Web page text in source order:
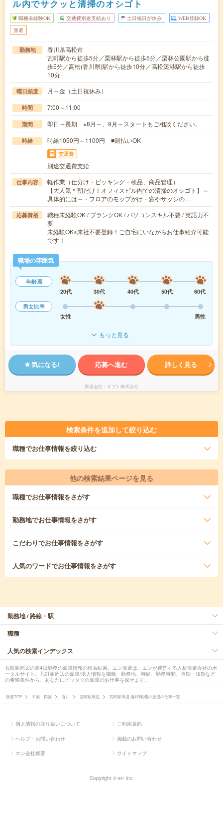
ル内でサクッと清掃のオシゴト
職種未経験OK 交通費別途支給あり 土日祝日が休み WEB登録OK
派遣
勤務地
香川県高松市
瓦町駅から徒歩5分／栗林駅から徒歩5分／栗林公園駅から徒
歩5分／高松(香川県)駅から徒歩10分／高松築港駅から徒歩
10分
曜日頻度 月～金（土日祝休み）
時間 7:00～11:00
期間 即日～長期 ※8月～、9月～スタートもご相談ください。
時給 時給1050円～1100円 ■週払いOK
交通費
別途交通費支給
仕事内容
軽作業（仕分け・ピッキング・検品、商品管理）
【大人気＊朝だけ！オフィスビル内での清掃のオシゴト】～
具体的には～・フロアのモップがけ・窓やサッシの…
応募資格
職種未経験OK / ブランクOK / パソコンスキル不要 / 英語力不
要
未経験OK※来社不要登録！ご自宅にいながらお仕事紹介可能
です！
職場の雰囲気
年齢層
20代
30代 40代 50代
60代
男女比率
女性
男性
もっと見る
気になる! 応募へ進む 詳しく見る
派遣会社 オプト株式会社
検索条件を追加して絞り込む
職種でお仕事情報を絞り込む
他の検索結果ページを見る
職種でお仕事情報をさがす
勤務地でお仕事情報をさがす
こだわりでお仕事情報をさがす
人気のワードでお仕事情報をさがす
勤務地 / 路線・駅
職種
人気の検索インデックス
瓦町駅周辺の週4日勤務の派遣情報の検索結果。エン派遣は、エンが運営する人材派遣会社のポ
ータルサイト。瓦町駅周辺の派遣/求人情報を職種、勤務地、時給、勤務時間、長期・短期など
の希望条件から、あなたにピッタリの派遣のお仕事を探せます。
派遣TOP 中国・四国 香川 瓦町駅周辺 瓦町駅周辺 週4日勤務の派遣の仕事一覧
個人情報の取り扱いについて ご利用規約
ヘルプ・お問い合わせ 掲載のお問い合わせ
エン会社概要 サイトマップ
Copyright © en Inc.